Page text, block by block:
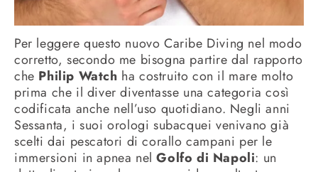
Per leggere questo nuovo Caribe Diving nel modo
corretto, secondo me bisogna partire dal rapporto
che Philip Watch ha costruito con il mare molto
prima che il diver diventasse una categoria così
codificata anche nell’uso quotidiano. Negli anni
Sessanta, i suoi orologi subacquei venivano già
scelti dai pescatori di corallo campani per le
immersioni in apnea nelGolfo di Napoli: un